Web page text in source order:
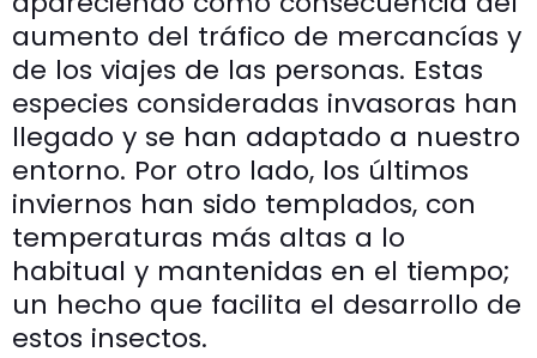
aumento del tráfico de mercancías y
de los viajes de las personas. Estas
especies consideradas invasoras han
llegado y se han adaptado a nuestro
entorno. Por otro lado, los últimos
inviernos han sido templados, con
temperaturas más altas a lo
habitual y mantenidas en el tiempo;
un hecho que facilita el desarrollo de
estos insectos.